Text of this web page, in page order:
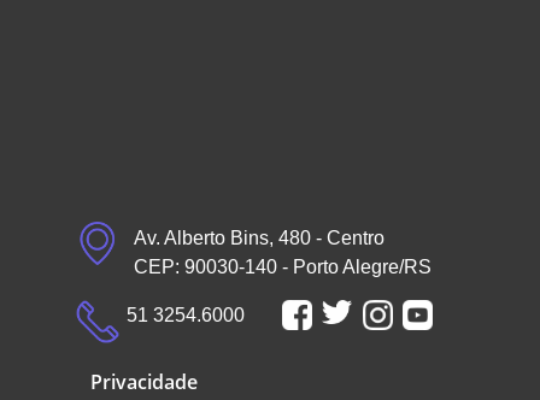
Av. Alberto Bins, 480 - Centro
CEP: 90030-140 - Porto Alegre/RS
51 3254.6000
Privacidade